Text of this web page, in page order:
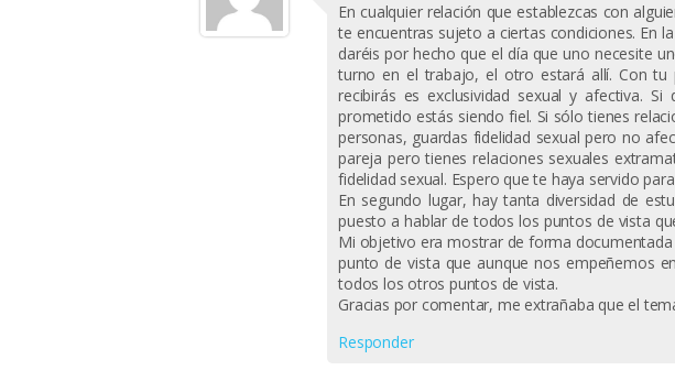
En cualquier relación que establezcas con
te encuentras sujeto a ciertas condiciones. En
daréis por hecho que el día que uno necesite
turno en el trabajo, el otro estará allí. Con
recibirás es exclusividad sexual y afectiva.
prometido estás siendo fiel. Si sólo tienes
personas, guardas fidelidad sexual pero no
pareja pero tienes relaciones sexuales
fidelidad sexual. Espero que te haya servido
En segundo lugar, hay tanta diversidad de
puesto a hablar de todos los puntos de vista
Mi objetivo era mostrar de forma
punto de vista que aunque nos empeñemos
todos los otros puntos de vista.
Gracias por comentar, me extrañaba que el
Responder